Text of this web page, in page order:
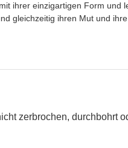
ihrer einzigartigen Form und
gleichzeitig ihren Mut und
zerbrochen, durchbohrt